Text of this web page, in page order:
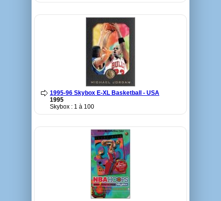
1995-96 Skybox E-XL Basketball - USA
1995
Skybox : 1 à 100